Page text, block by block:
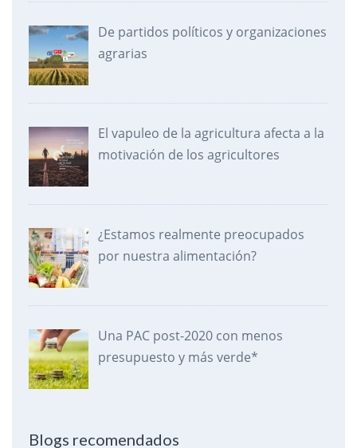
De partidos políticos y organizaciones
agrarias
El vapuleo de la agricultura afecta a la
motivación de los agricultores
¿Estamos realmente preocupados
por nuestra alimentación?
Una PAC post-2020 con menos
presupuesto y más verde*
Blogs recomendados